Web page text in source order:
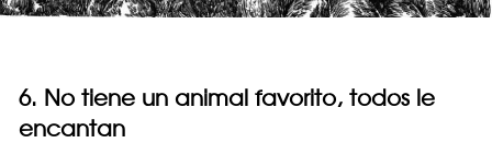
6. No tiene un animal favorito, todos le
encantan